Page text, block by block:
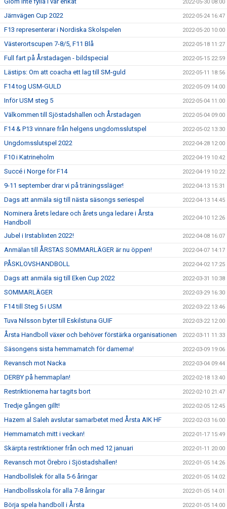
2022-05-30 08:00
Järnvägen Cup 2022 2022-05-24 16:47
F13 representerar i Nordiska Skolspelen 2022-05-20 10:00
Västerortscupen 7-8/5, F11 Blå 2022-05-18 11:27
Full fart på Årstadagen - bildspecial 2022-05-15 22:59
Lästips: Om att coacha ett lag till SM-guld 2022-05-11 18:56
F14 tog USM-GULD 2022-05-09 14:00
Inför USM steg 5 2022-05-04 11:00
Välkommen till Sjöstadshallen och Årstadagen 2022-05-04 09:00
F14 & P13 vinnare från helgens ungdomsslutspel 2022-05-02 13:30
Ungdomsslutspel 2022 2022-04-28 12:00
F10 i Katrineholm 2022-04-19 10:42
Succé i Norge för F14 2022-04-19 10:22
9-11 september drar vi på träningssläger! 2022-04-13 15:31
Dags att anmäla sig till nästa säsongs seriespel 2022-04-13 14:45
Nominera årets ledare och årets unga ledare i Årsta
Handboll
2022-04-10 12:26
Jubel i Irstablixten 2022! 2022-04-08 16:07
Anmälan till ÅRSTAS SOMMARLÄGER är nu öppen! 2022-04-07 14:17
PÅSKLOVSHANDBOLL 2022-04-02 17:25
Dags att anmäla sig till Eken Cup 2022 2022-03-31 10:38
SOMMARLÄGER 2022-03-29 16:30
F14 till Steg 5 i USM 2022-03-22 13:46
Tuva Nilsson byter till Eskilstuna GUIF 2022-03-22 12:00
Årsta Handboll växer och behöver förstärka organisationen 2022-03-11 11:33
Säsongens sista hemmamatch för damerna! 2022-03-09 19:06
Revansch mot Nacka 2022-03-04 09:44
DERBY på hemmaplan! 2022-02-18 13:40
Restriktionerna har tagits bort 2022-02-10 21:47
Tredje gången gillt! 2022-02-05 12:45
Hazem al Saleh avslutar samarbetet med Årsta AIK HF 2022-02-03 16:00
Hemmamatch mitt i veckan! 2022-01-17 15:49
Skärpta restriktioner från och med 12 januari 2022-01-11 20:00
Revansch mot Örebro i Sjöstadshallen! 2022-01-05 14:26
Handbollslek för alla 5-6 åringar 2022-01-05 14:02
Handbollsskola för alla 7-8 åringar 2022-01-05 14:01
Börja spela handboll i Årsta 2022-01-05 14:00